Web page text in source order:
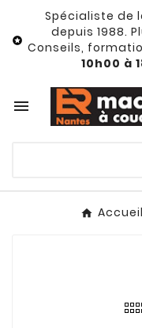

Spécialiste de
depuis 1988.
Conseils,
10h00 à

Accueil